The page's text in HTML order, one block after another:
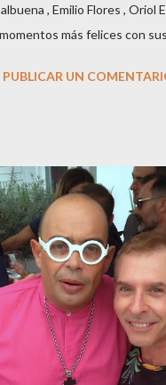
, Emilio Flores , Oriol
más felices con
hace poco más de
de un precioso niño. Marta
los primeros 3 meses de
a un síndrome llamado
los meses
adelante con el
de los modelos que ha sido
Emilio Flores , el top que
PUBLICAR UN